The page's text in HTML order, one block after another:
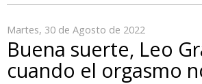
Martes, 30 de Agosto de 2022
Buena suerte, Leo
cuando el orgasmo